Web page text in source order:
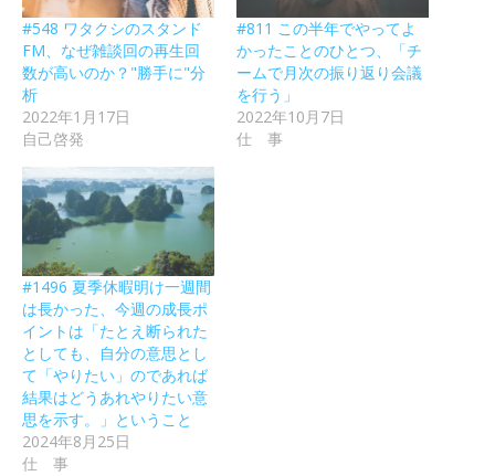
#548 ワタクシのスタンド
FM、なぜ雑談回の再生回
数が高いのか？"勝手に"分
析
2022年1月17日
自己啓発
#811 この半年でやってよ
かったことのひとつ、「チ
ームで月次の振り返り会議
を行う」
2022年10月7日
仕 事
#1496 夏季休暇明け一週間
は長かった、今週の成長ポ
イントは「たとえ断られた
としても、自分の意思とし
て「やりたい」のであれば
結果はどうあれやりたい意
思を示す。」ということ
2024年8月25日
仕 事